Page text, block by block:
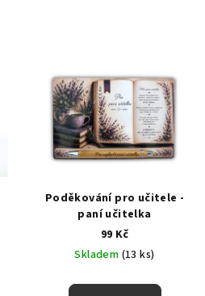
Poděkování pro učitele -
paní učitelka
99 Kč
Skladem (13 ks)